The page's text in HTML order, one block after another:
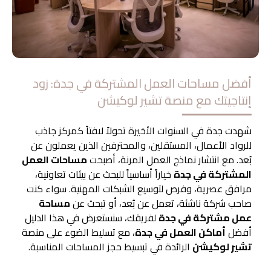
أفضل مساحات العمل المشتركة في جدة: زود
إنتاجيتك مع منصة تشير لوكيشن
شهدت جدة في السنوات الأخيرة تحولاً لافتاً كمركز جاذب
للرواد الأعمال، المستقلين، والمحترفين الذين يعملون عن
بُعد. مع انتشار نماذج العمل المرنة، أصبحتمساحات العمل
المشتركة في جدة خياراً أساسياً للبحث عن بيئات تعاونية،
مرافق عصرية، وفرص لتوسيع الشبكات المهنية. سواء كنت
صاحب شركة ناشئة، تعمل عن بُعد، أو تبحث عنمساحة
عمل مشتركة في جدة لفريقك، سنستعرض في هذا الدليل
أفضلأماكن العمل في جدة، مع تسليط الضوء على منصة
تشير لوكيشن الرائدة في تبسيط حجز المساحات المناسبة.